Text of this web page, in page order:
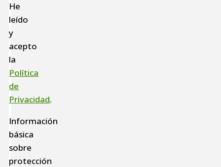
He
leído
y
acepto
la
Política
de
Privacidad.
Información
básica
sobre
protección